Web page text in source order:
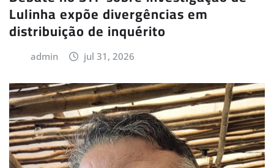
Lulinha expõe divergências em
distribuição de inquérito
admin jul 31, 2026